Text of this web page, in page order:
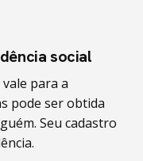
social
para a
pode ser obtida
Seu cadastro